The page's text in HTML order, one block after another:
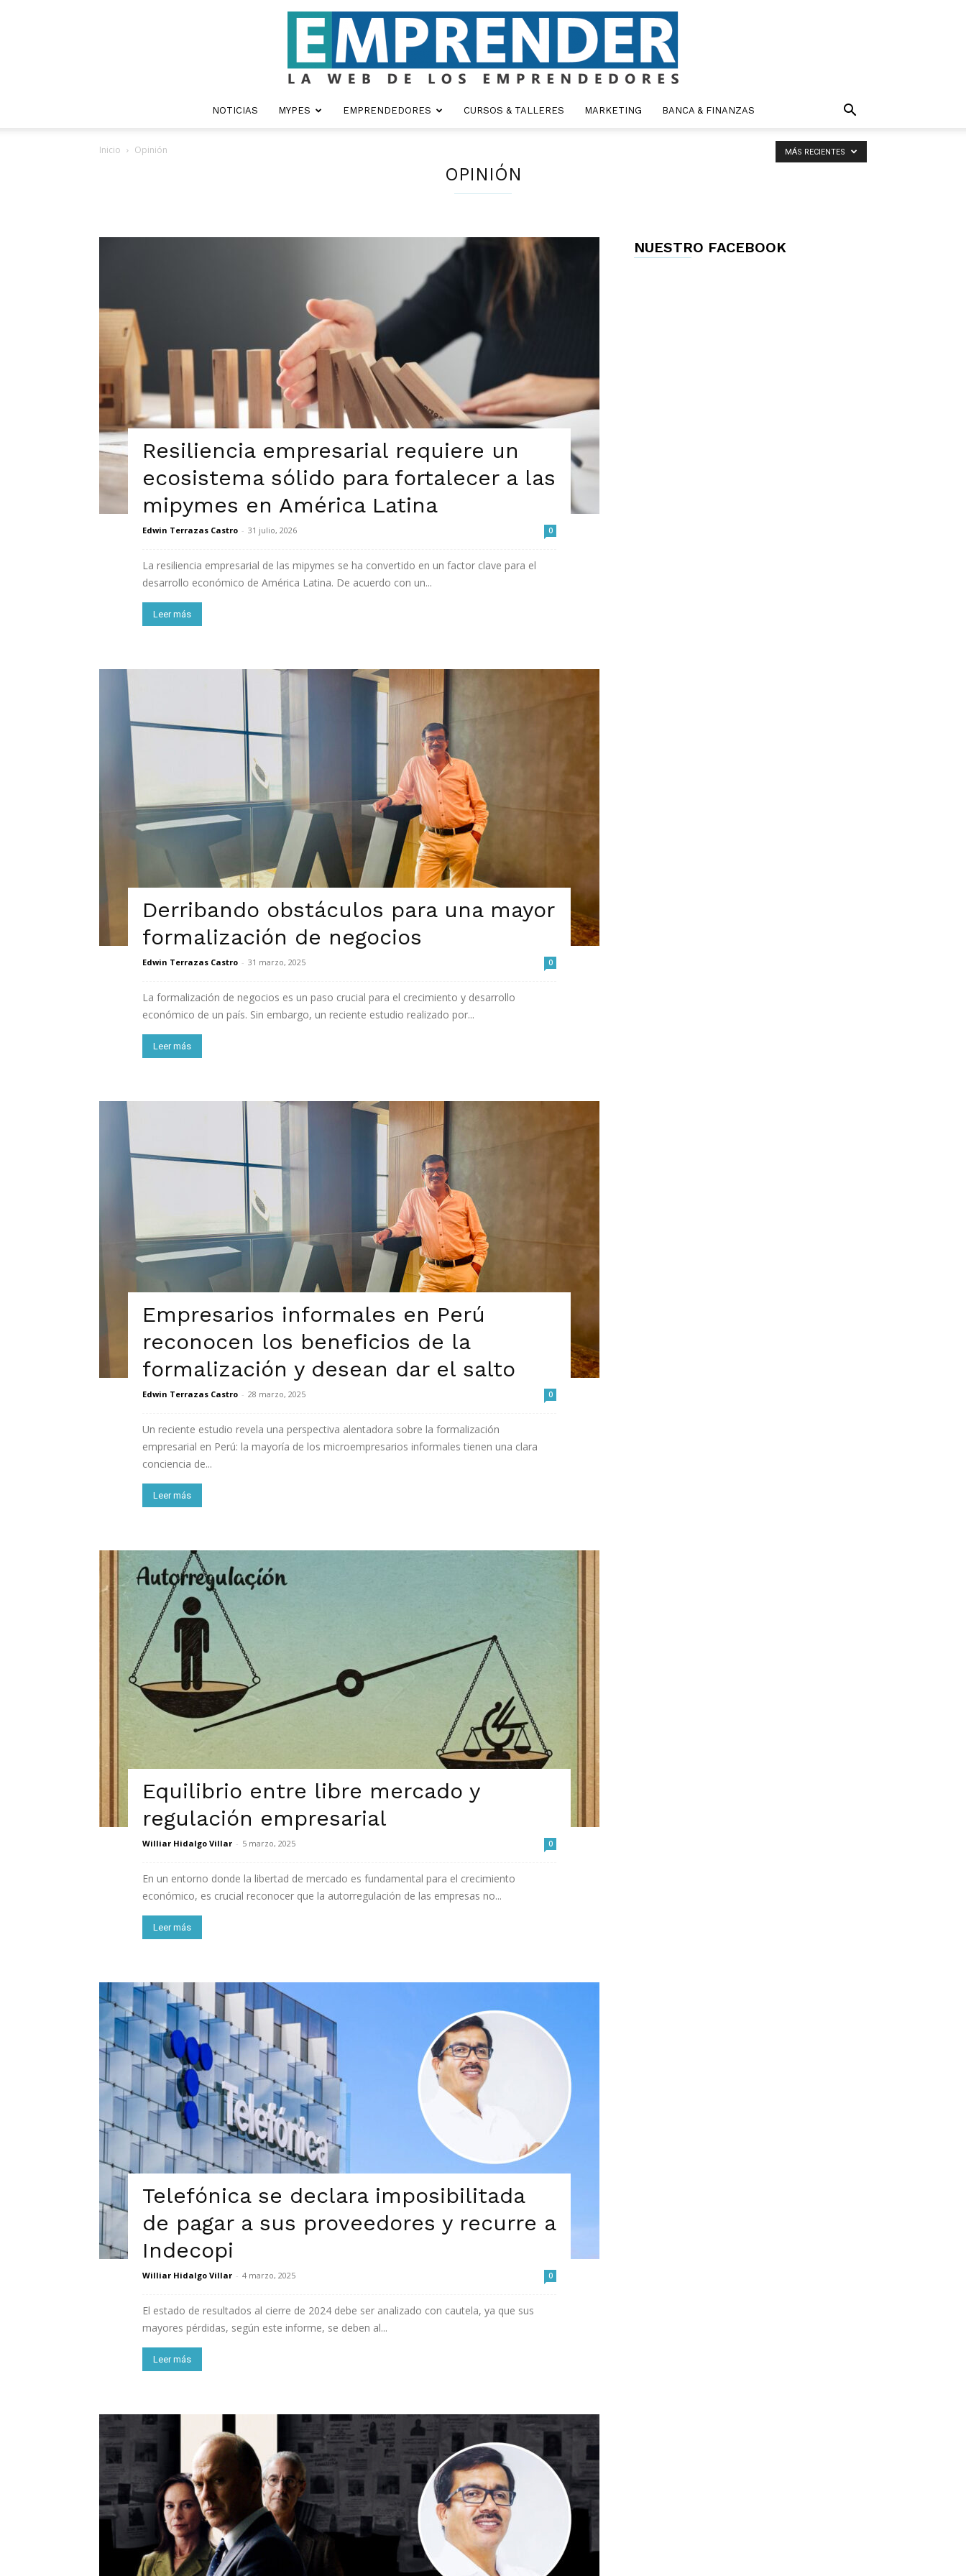
NOTICIAS MYPES EMPRENDEDORES CURSOS & TALLERES MARKETING BANCA & FINANZAS
Inicio Opinión
OPINIÓN
MÁS RECIENTES
Resiliencia empresarial requiere un
ecosistema sólido para fortalecer a las
mipymes en América Latina
Edwin Terrazas Castro - 31 julio, 2026 0
La resiliencia empresarial de las mipymes se ha convertido en un factor clave para el
desarrollo económico de América Latina. De acuerdo con un...
Leer más
Derribando obstáculos para una mayor
formalización de negocios
Edwin Terrazas Castro - 31 marzo, 2025 0
La formalización de negocios es un paso crucial para el crecimiento y desarrollo
económico de un país. Sin embargo, un reciente estudio realizado por...
Leer más
Empresarios informales en Perú
reconocen los beneficios de la
formalización y desean dar el salto
Edwin Terrazas Castro - 28 marzo, 2025 0
Un reciente estudio revela una perspectiva alentadora sobre la formalización
empresarial en Perú: la mayoría de los microempresarios informales tienen una clara
conciencia de...
Leer más
Equilibrio entre libre mercado y
regulación empresarial
Williar Hidalgo Villar - 5 marzo, 2025 0
En un entorno donde la libertad de mercado es fundamental para el crecimiento
económico, es crucial reconocer que la autorregulación de las empresas no...
Leer más
Telefónica se declara imposibilitada
de pagar a sus proveedores y recurre a
Indecopi
Williar Hidalgo Villar - 4 marzo, 2025 0
El estado de resultados al cierre de 2024 debe ser analizado con cautela, ya que sus
mayores pérdidas, según este informe, se deben al...
Leer más
NUESTRO FACEBOOK